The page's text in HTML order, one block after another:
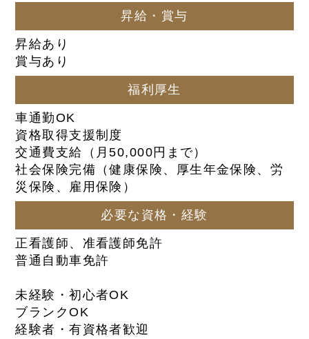
昇給・賞与
昇給あり
賞与あり
福利厚生
車通勤OK
資格取得支援制度
交通費支給（月50,000円まで）
社会保険完備（健康保険、厚生年金保険、労
災保険、雇用保険）
必要な資格・経験
正看護師、准看護師免許
普通自動車免許
未経験・初心者OK
ブランクOK
経験者・有資格者歓迎